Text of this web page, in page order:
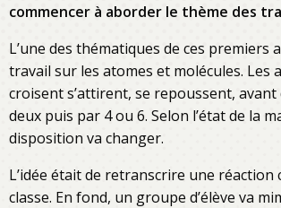
commencer à aborder le thème des
L’une des thématiques de ces premiers
travail sur les atomes et molécules. Les
croisent s’attirent, se repoussent, avant
deux puis par 4 ou 6. Selon l’état de la
disposition va changer.
L’idée était de retranscrire une réaction
classe. En fond, un groupe d’élève va